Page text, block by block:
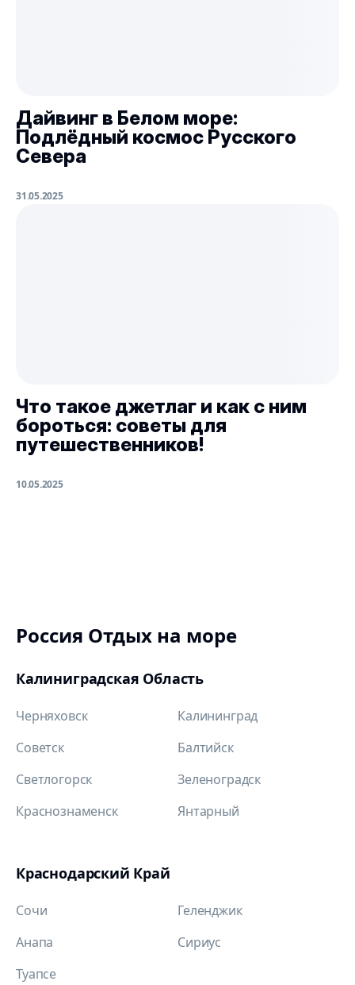
Дайвинг в Белом море:
Подлёдный космос Русского
Севера
31.05.2025
Что такое джетлаг и как с ним
бороться: советы для
путешественников!
10.05.2025
Россия Отдых на море
Калиниградская Область
Черняховск
Калининград
Советск
Балтийск
Светлогорск
Зеленоградск
Краснознаменск
Янтарный
Краснодарский Край
Сочи
Геленджик
Анапа
Сириус
Туапсе